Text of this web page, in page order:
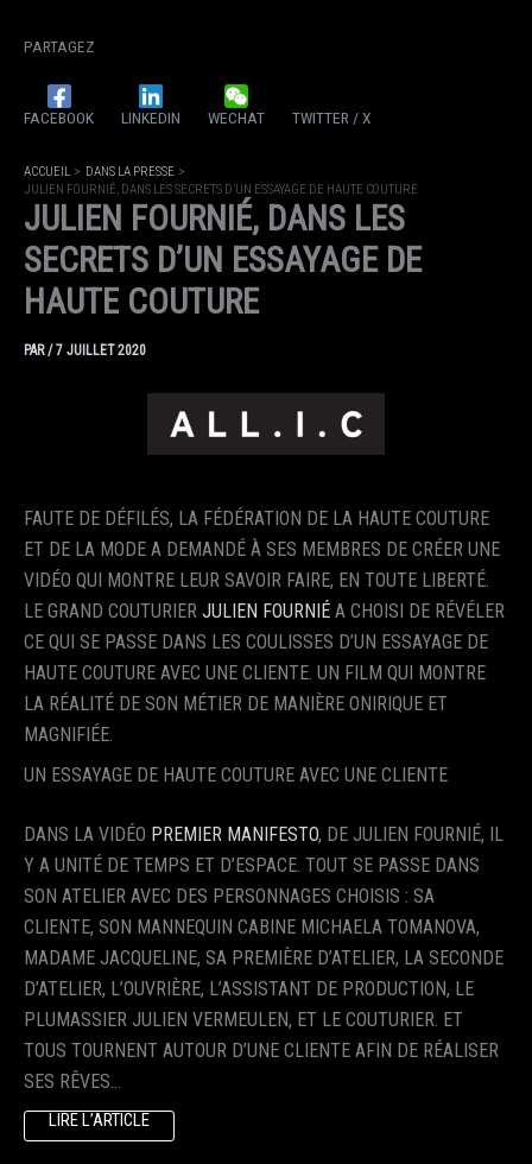
PARTAGEZ
FACEBOOK LINKEDIN WECHAT TWITTER / X
ACCUEIL
DANS LA PRESSE
JULIEN FOURNIÉ, DANS LES SECRETS D’UN ESSAYAGE DE HAUTE COUTURE
JULIEN FOURNIÉ, DANS LES
SECRETS D’UN ESSAYAGE DE
HAUTE COUTURE
PAR/7 JUILLET 2020
FAUTE DE DÉFILÉS, LA FÉDÉRATION DE LA HAUTE COUTURE
ET DE LA MODE A DEMANDÉ À SES MEMBRES DE CRÉER UNE
VIDÉO QUI MONTRE LEUR SAVOIR FAIRE, EN TOUTE LIBERTÉ.
LE GRAND COUTURIER JULIEN FOURNIÉ A CHOISI DE RÉVÉLER
CE QUI SE PASSE DANS LES COULISSES D’UN ESSAYAGE DE
HAUTE COUTURE AVEC UNE CLIENTE. UN FILM QUI MONTRE
LA RÉALITÉ DE SON MÉTIER DE MANIÈRE ONIRIQUE ET
MAGNIFIÉE.
UN ESSAYAGE DE HAUTE COUTURE AVEC UNE CLIENTE
DANS LA VIDÉO PREMIER MANIFESTO, DE JULIEN FOURNIÉ, IL
Y A UNITÉ DE TEMPS ET D’ESPACE. TOUT SE PASSE DANS
SON ATELIER AVEC DES PERSONNAGES CHOISIS : SA
CLIENTE, SON MANNEQUIN CABINE MICHAELA TOMANOVA,
MADAME JACQUELINE, SA PREMIÈRE D’ATELIER, LA SECONDE
D’ATELIER, L’OUVRIÈRE, L’ASSISTANT DE PRODUCTION, LE
PLUMASSIER JULIEN VERMEULEN, ET LE COUTURIER. ET
TOUS TOURNENT AUTOUR D’UNE CLIENTE AFIN DE RÉALISER
SES RÊVES…
LIRE L’ARTICLE